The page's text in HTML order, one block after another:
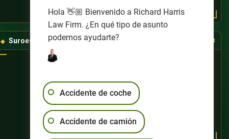
Suroeste de Las Vegas (725) 888-8888
Hola 👋🏼 Bienvenido a Richard Harris
Law Firm. ¿En qué tipo de asunto
podemos ayudarte?
Accidente de coche
Accidente de camión